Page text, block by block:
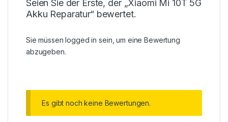
Seien Sie der Erste, der „Xiaomi Mi 10T 5G
Akku Reparatur“ bewertet.
Sie müssenlogged in sein, um eine Bewertung
abzugeben.
Es gibt noch keine Bewertungen.